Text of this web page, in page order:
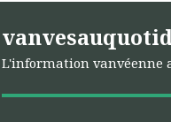
L'information vanvéenne